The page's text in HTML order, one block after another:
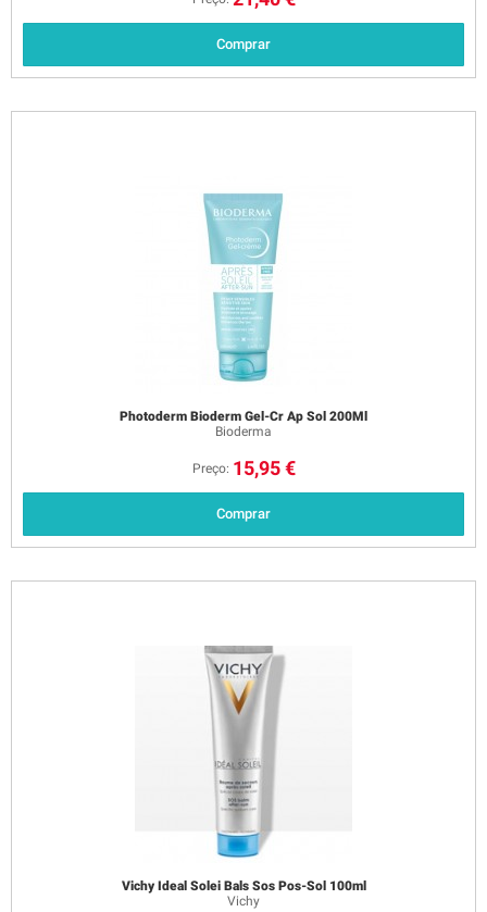
Comprar
Photoderm Bioderm Gel-Cr Ap Sol 200Ml
Bioderma
Preço: 15,95 €
Comprar
Vichy Ideal Solei Bals Sos Pos-Sol 100ml
Vichy